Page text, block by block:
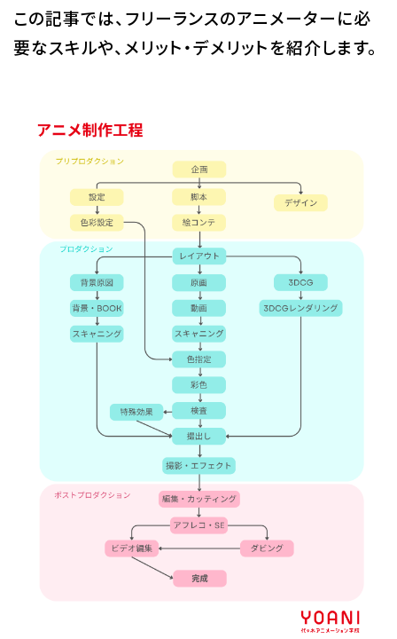
新着情報
大学・社会人の方へ
高校3年生の方へ
高校1・2年生の方へ
中学生の方へ
保護者の方へ
企業の方へ
留学生の方へ
代アニグループサイト
この記事では、フリーランスのアニメーターに必
要なスキルや、メリット・デメリットを紹介します。